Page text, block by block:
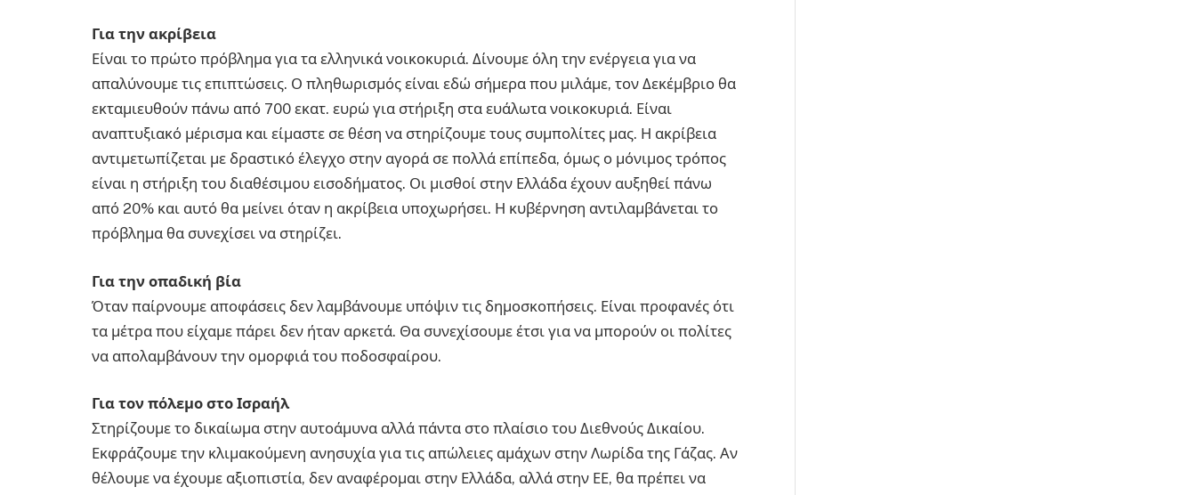
Για την ακρίβεια
Είναι το πρώτο πρόβλημα για τα ελληνικά νοικοκυριά. Δίνουμε όλη την ενέργεια για να
απαλύνουμε τις επιπτώσεις. Ο πληθωρισμός είναι εδώ σήμερα που μιλάμε, τον Δεκέμβριο θα
εκταμιευθούν πάνω από 700 εκατ. ευρώ για στήριξη στα ευάλωτα νοικοκυριά. Είναι
αναπτυξιακό μέρισμα και είμαστε σε θέση να στηρίζουμε τους συμπολίτες μας. Η ακρίβεια
αντιμετωπίζεται με δραστικό έλεγχο στην αγορά σε πολλά επίπεδα, όμως ο μόνιμος τρόπος
είναι η στήριξη του διαθέσιμου εισοδήματος. Οι μισθοί στην Ελλάδα έχουν αυξηθεί πάνω
από 20% και αυτό θα μείνει όταν η ακρίβεια υποχωρήσει. Η κυβέρνηση αντιλαμβάνεται το
πρόβλημα θα συνεχίσει να στηρίζει.
Για την οπαδική βία
Όταν παίρνουμε αποφάσεις δεν λαμβάνουμε υπόψιν τις δημοσκοπήσεις. Είναι προφανές ότι
τα μέτρα που είχαμε πάρει δεν ήταν αρκετά. Θα συνεχίσουμε έτσι για να μπορούν οι πολίτες
να απολαμβάνουν την ομορφιά του ποδοσφαίρου.
Για τον πόλεμο στο Ισραήλ
Στηρίζουμε το δικαίωμα στην αυτοάμυνα αλλά πάντα στο πλαίσιο του Διεθνούς Δικαίου.
Εκφράζουμε την κλιμακούμενη ανησυχία για τις απώλειες αμάχων στην Λωρίδα της Γάζας. Αν
θέλουμε να έχουμε αξιοπιστία, δεν αναφέρομαι στην Ελλάδα, αλλά στην ΕΕ, θα πρέπει να